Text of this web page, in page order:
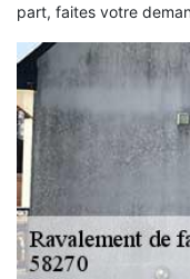
part, faites votre